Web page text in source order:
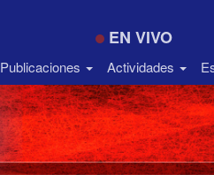
EN VIVO
Publicaciones Actividades